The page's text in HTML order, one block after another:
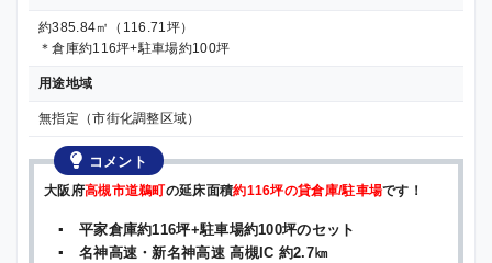
約385.84㎡（116.71坪）
＊倉庫約116坪+駐車場約100坪
用途地域
無指定（市街化調整区域）
コメント
大阪府高槻市道鵜町の延床面積約116坪の貸倉庫/駐車場です！
▪ 平家倉庫約116坪+駐車場約100坪のセット
▪ 名神高速・新名神高速 高槻IC 約2.7㎞